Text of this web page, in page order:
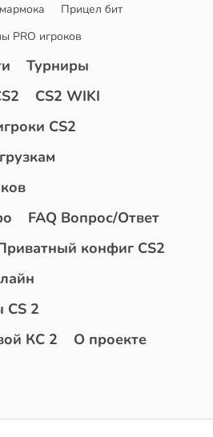
Прицел бит
PRO игроков
Турниры
CS2 WIKI
CS2
FAQ Вопрос/Ответ
конфиг CS2
CS 2
КС 2
О проекте